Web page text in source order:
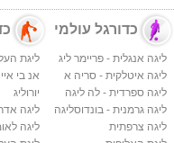
כדורגל עולמי
ליגה אנגלית - פריימר ליג
ליגה איטלקית - סריה א
ליגה ספרדית - לה ליגה
ליגה גרמנית - בונדוסליגה
ליגה צרפתית
ליגת
אנ בי איי NBA
יורוליג
ליגה
ליגה